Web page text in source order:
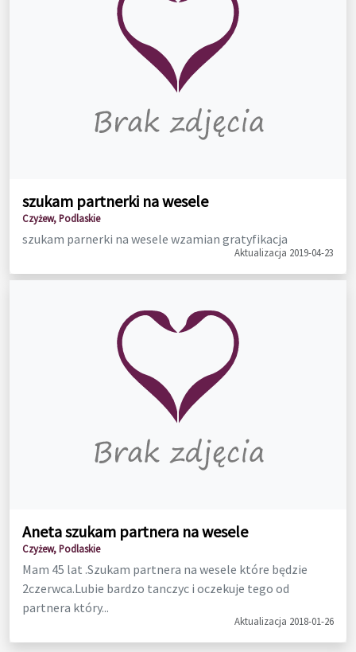
szukam partnerki na wesele
Czyżew, Podlaskie
szukam parnerki na wesele wzamian gratyfikacja
Aktualizacja 2019-04-23
Aneta szukam partnera na wesele
Czyżew, Podlaskie
Mam 45 lat .Szukam partnera na wesele które będzie
2czerwca.Lubie bardzo tanczyc i oczekuje tego od
partnera który...
Aktualizacja 2018-01-26